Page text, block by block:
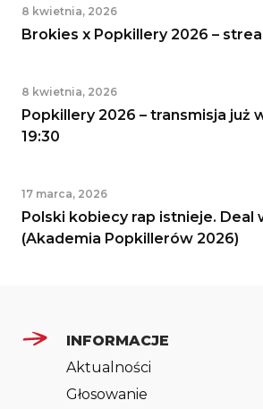
8 kwietnia, 2026
Brokies x Popkillery 2026 –
8 kwietnia, 2026
Popkillery 2026 – transmisja już
19:30
17 marca, 2026
Polski kobiecy rap istnieje. Deal
(Akademia Popkillerów 2026)
INFORMACJE
Aktualności
Głosowanie